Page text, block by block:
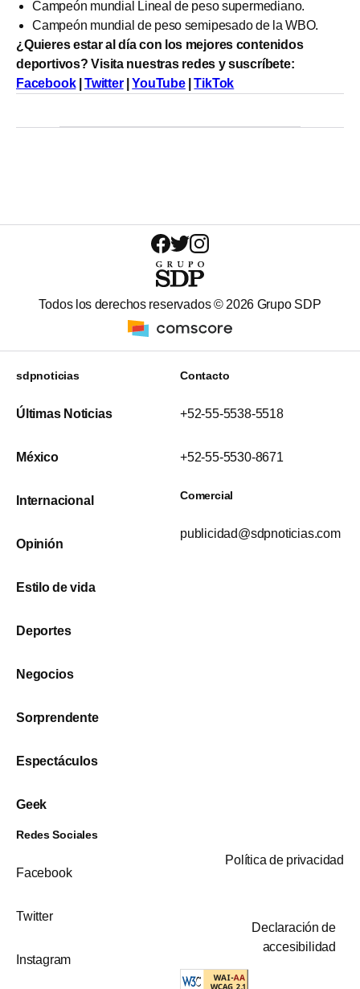
Campeón mundial Lineal de peso supermediano.
Campeón mundial de peso semipesado de la WBO.
¿Quieres estar al día con los mejores contenidos
deportivos? Visita nuestras redes y suscríbete:
Facebook|Twitter|YouTube|TikTok
Todos los derechos reservados © 2026 Grupo SDP
sdpnoticias
Últimas Noticias
México
Internacional
Opinión
Estilo de vida
Deportes
Negocios
Sorprendente
Espectáculos
Geek
Contacto
+52-55-5538-5518
+52-55-5530-8671
Comercial
publicidad@sdpnoticias.com
Redes Sociales
Facebook
Twitter
Instagram
Política de privacidad
Declaración de
accesibilidad